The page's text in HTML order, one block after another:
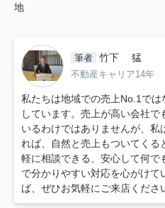
地
筆者 竹下 猛
不動産キャリア14年
私たちは地域での売上No.1で
しています。売上が高い会社
いるわけではありませんが、私
れば、自然と売上もついてくる
軽に相談できる、安心して何で
で分かりやすい対応を心がけて
ば、ぜひお気軽にご来店くださ